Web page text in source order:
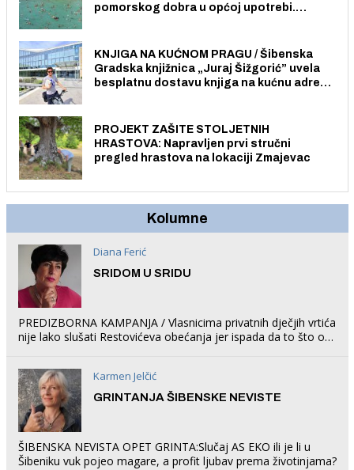
pomorskog dobra u općoj upotrebi.
KNJIGA NA KUĆNOM PRAGU / Šibenska
Gradska knjižnica „Juraj Šižgorić” uvela
besplatnu dostavu knjiga na kućnu adresu
PROJEKT ZAŠITE STOLJETNIH
HRASTOVA: Napravljen prvi stručni
pregled hrastova na lokaciji Zmajevac
Kolumne
Diana Ferić
SRIDOM U SRIDU
PREDIZBORNA KAMPANJA / Vlasnicima privatnih dječjih vrtića
nije lako slušati Restovićeva obećanja jer ispada da to što oni
Karmen Jelčić
GRINTANJA ŠIBENSKE NEVISTE
ŠIBENSKA NEVISTA OPET GRINTA:Slučaj AS EKO ili je li u
Šibeniku vuk pojeo magare, a profit ljubav prema životinjama?